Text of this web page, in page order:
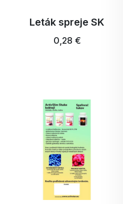
Leták spreje SK
0,28 €